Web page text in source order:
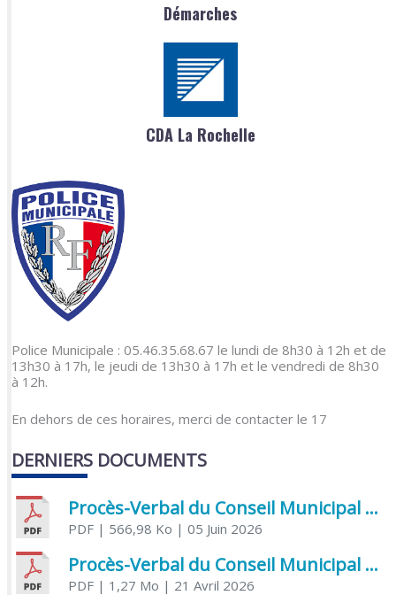
Démarches
CDA La Rochelle
Police Municipale : 05.46.35.68.67 le lundi de 8h30 à 12h et de
13h30 à 17h, le jeudi de 13h30 à 17h et le vendredi de 8h30
à 12h.
En dehors de ces horaires, merci de contacter le 17
DERNIERS DOCUMENTS
Procès-Verbal du Conseil Municipal du 5 juin 2026
PDF| 566,98 Ko | 05 Juin 2026
Procès-Verbal du Conseil Municipal du 21 avril 2026
PDF| 1,27 Mo | 21 Avril 2026